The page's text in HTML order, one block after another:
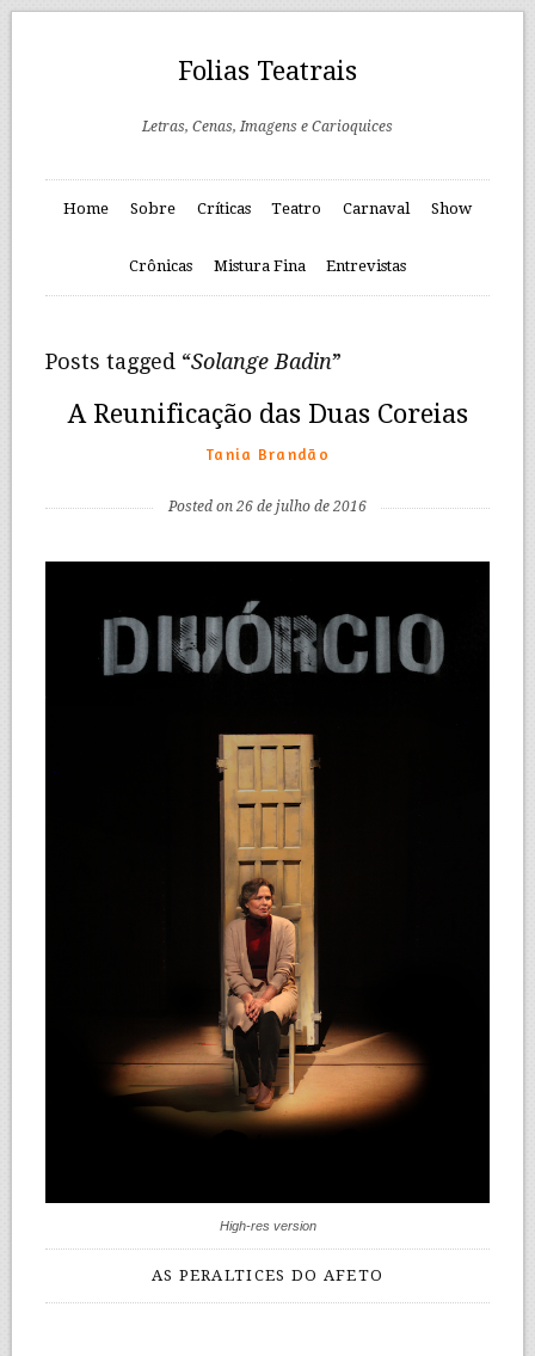
Folias Teatrais
Letras, Cenas, Imagens e Carioquices
Home Sobre Críticas Teatro Carnaval Show
Crônicas Mistura Fina Entrevistas
Posts tagged “Solange Badin”
A Reunificação das Duas Coreias
Tania Brandão
Posted on 26 de julho de 2016
High-res version
AS PERALTICES DO AFETO